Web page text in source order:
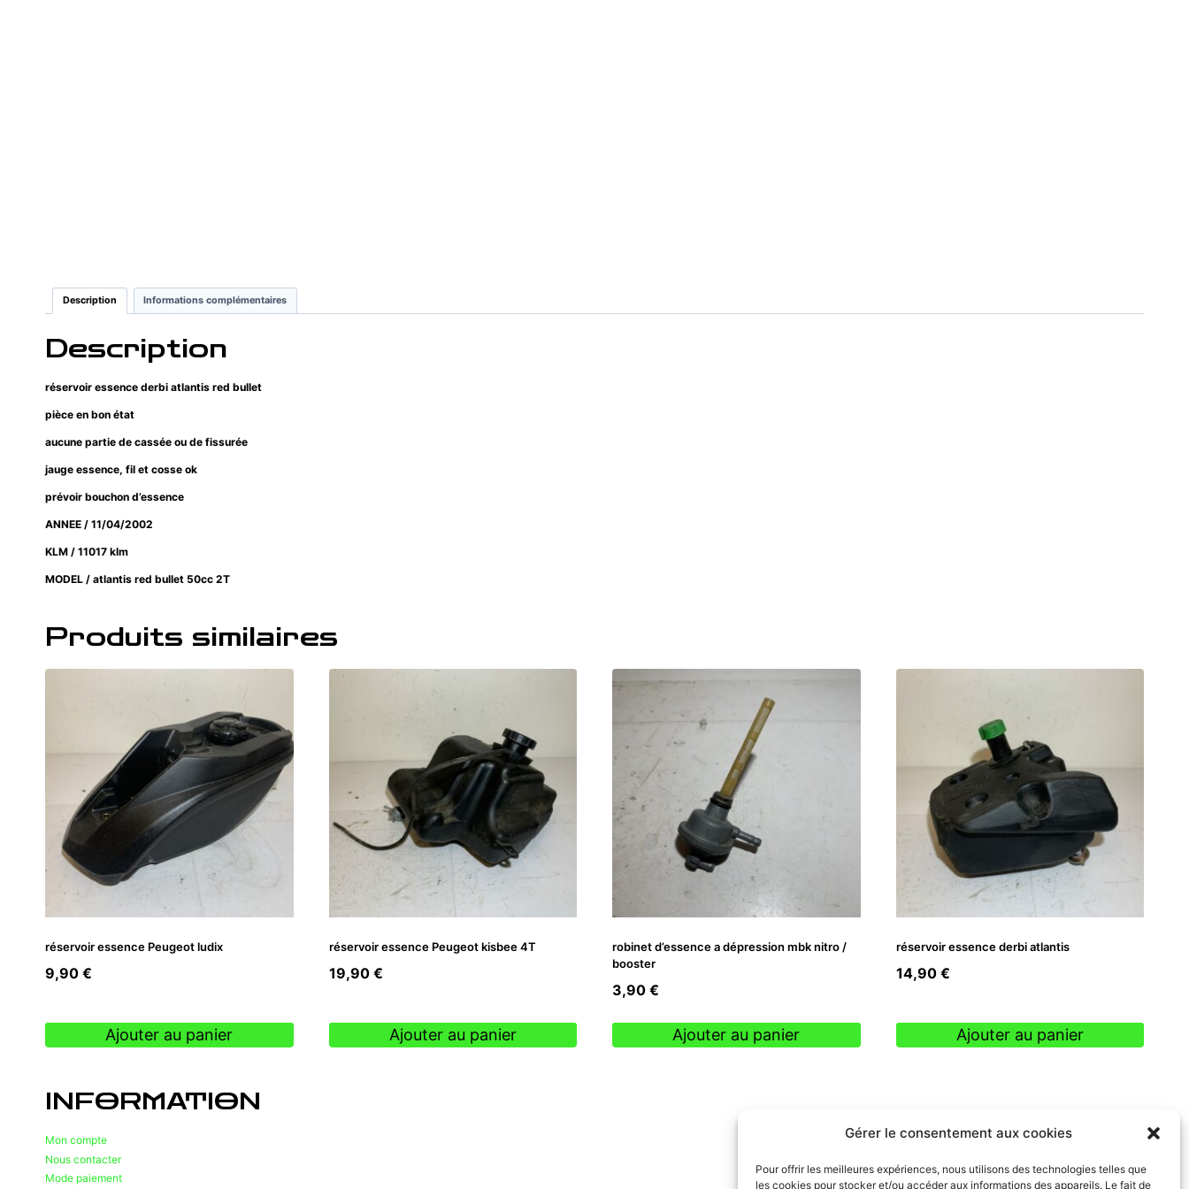
Gérer le consentement aux cookies
Pour offrir les meilleures expériences, nous utilisons des technologies telles que
les cookies pour stocker et/ou accéder aux informations des appareils. Le fait de
Description Informations complémentaires
Description
réservoir essence derbi atlantis red bullet
pièce en bon état
aucune partie de cassée ou de fissurée
jauge essence, fil et cosse ok
prévoir bouchon d’essence
ANNEE / 11/04/2002
KLM / 11017 klm
MODEL / atlantis red bullet 50cc 2T
Produits similaires
réservoir essence Peugeot ludix
9,90 €
Ajouter au panier
réservoir essence Peugeot kisbee 4T
19,90 €
Ajouter au panier
robinet d’essence a dépression mbk nitro /
booster
3,90 €
Ajouter au panier
réservoir essence derbi atlantis
14,90 €
Ajouter au panier
INFORMATION
Mon compte
Nous contacter
Mode paiement